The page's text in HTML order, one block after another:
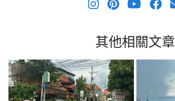
其他相關文章